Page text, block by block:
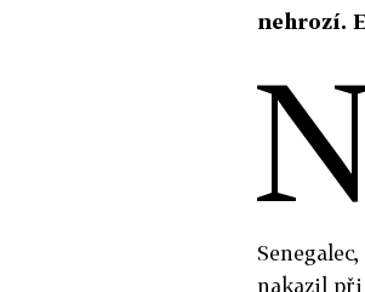
nehrozí.
nakazil při